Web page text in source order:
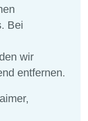
Bei
wir
entfernen.